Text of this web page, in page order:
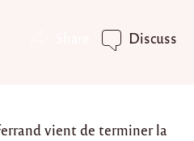
Discuss
vient de terminer la